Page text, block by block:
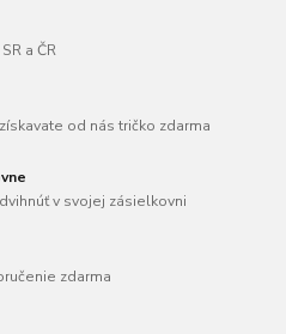
a ČR
od nás tričko zdarma
v svojej zásielkovni
zdarma